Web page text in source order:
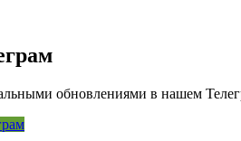
обновлениями в нашем